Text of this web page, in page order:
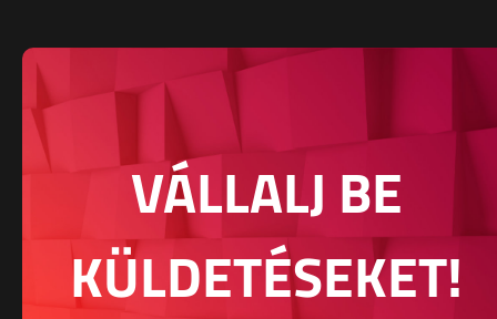
VÁLLALJ BE
KÜLDETÉSEKET!